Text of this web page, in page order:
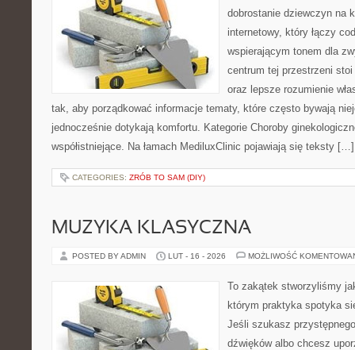
dobrostanie dziewczyn na
internetowy, który łączy
wspierającym tonem dla
centrum tej przestrzeni
oraz lepsze rozumienie
tak, aby porządkować informacje tematy, które często bywają
jednocześnie dotykają komfortu. Kategorie Choroby
współistniejące. Na łamach MediluxClinic pojawiają się teksty […]
CATEGORIES: ZRÓB TO SAM (DIY)
MUZYKA KLASYCZNA
POSTED BY ADMIN LUT - 16 - 2026 MOŻLIWOŚĆ
To zakątek stworzyliśmy
którym praktyka spotyka
Jeśli szukasz
dźwięków albo chcesz